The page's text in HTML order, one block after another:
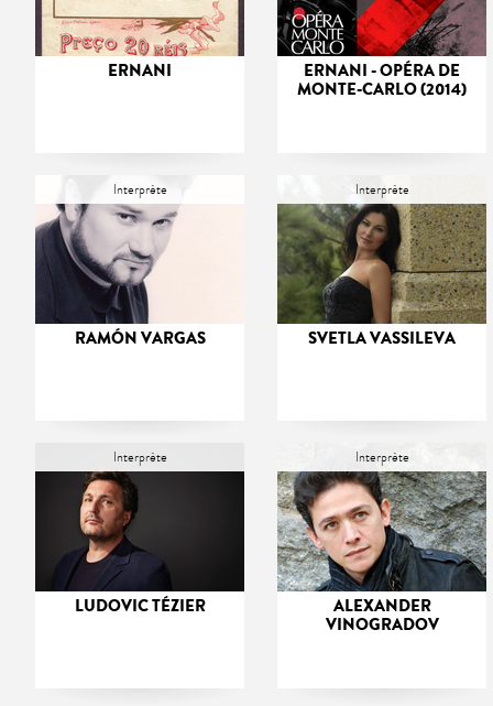
ERNANI
ERNANI - OPÉRA DE
MONTE-CARLO (2014)
Interprète
RAMÓN VARGAS
Interprète
SVETLA VASSILEVA
Interprète
LUDOVIC TÉZIER
Interprète
ALEXANDER
VINOGRADOV